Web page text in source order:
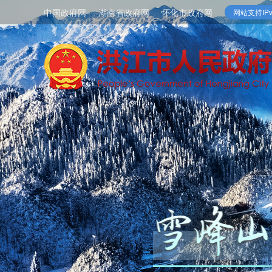
中国政府网 湖南省政府网 怀化市政府网 网站支持